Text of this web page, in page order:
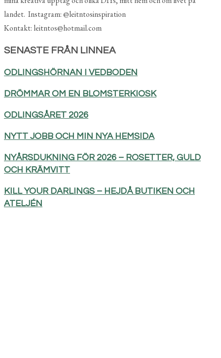
landet. Instagram: @leitntosinspiration
Kontakt: leitntos@hotmail.com
SENASTE FRÅN LINNEA
ODLINGSHÖRNAN I VEDBODEN
DRÖMMAR OM EN BLOMSTERKIOSK
ODLINGSÅRET 2026
NYTT JOBB OCH MIN NYA HEMSIDA
NYÅRSDUKNING FÖR 2026 – ROSETTER, GULD
OCH KRÄMVITT
KILL YOUR DARLINGS – HEJDÅ BUTIKEN OCH
ATELJÉN